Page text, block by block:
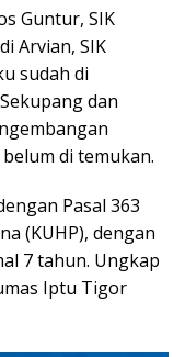
Guntur, SIK
Arvian, SIK
sudah di
dan
di temukan.
Pasal 363
(KUHP), dengan
7 tahun. Ungkap
Iptu Tigor